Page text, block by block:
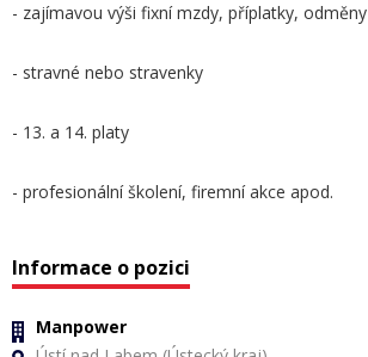
- zajímavou výši fixní mzdy, příplatky, odměny
- stravné nebo stravenky
- 13. a 14. platy
- profesionální školení, firemní akce apod.
Informace o pozici
Manpower